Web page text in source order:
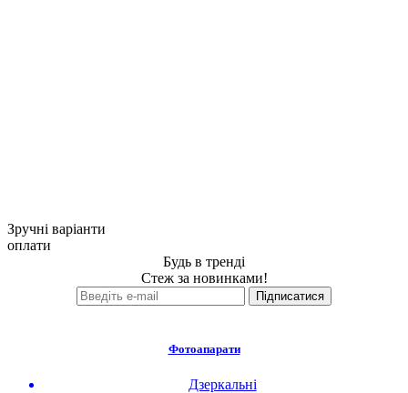
Зручні варіанти
оплати
Будь в тренді
Стеж за новинками!
Фотоапарати
Дзеркальні